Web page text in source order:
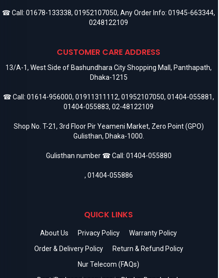
☎ Call: 01678-133338, 01952107050, Any Order Info: 01945-663344,
0248122109
CUSTOMER CARE ADDRESS
13/A-1, West Side of Bashundhara City Shopping Mall, Panthapath,
Dhaka-1215
☎ Call: 01614-956000, 01911311112, 01952107050, 01404-055881,
01404-055883, 02-48122109
Shop No. T-21, 3rd Floor Pir Yeameni Market, Zero Point (GPO)
Gulisthan, Dhaka-1000.
Gulisthan number ☎ Call: 01404-055880
, 01404-055886
QUICK LINKS
About Us Privacy Policy
Warranty Policy
Order & Delivery Policy
Return & Refund Policy
Nur Telecom (FAQs)